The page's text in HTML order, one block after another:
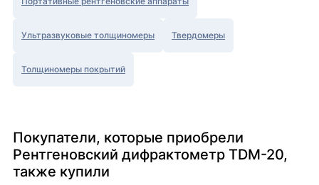
Ультразвуковые толщиномеры Твердомеры
Толщиномеры покрытий
Покупатели, которые приобрели
Рентгеновский дифрактометр TDM-20,
также купили